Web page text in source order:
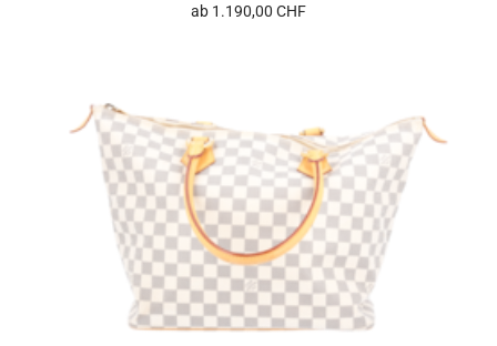
ab 1.190,00 CHF